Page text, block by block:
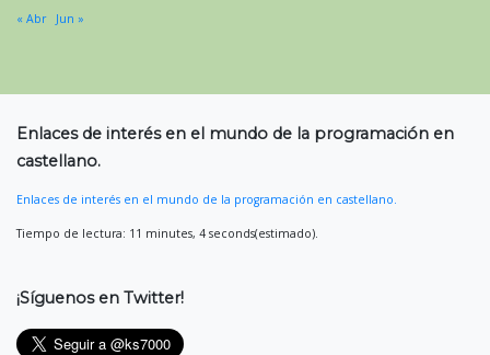
« Abr Jun »
Enlaces de interés en el mundo de la programación en
castellano.
Enlaces de interés en el mundo de la programación en castellano.
Tiempo de lectura: 11 minutes, 4 seconds(estimado).
¡Síguenos en Twitter!